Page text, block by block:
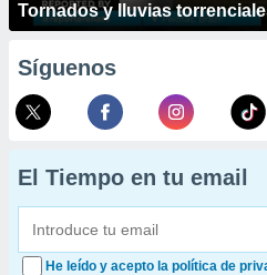
Tornados y lluvias
Síguenos
El Tiempo en tu email
He leído y acepto la política de